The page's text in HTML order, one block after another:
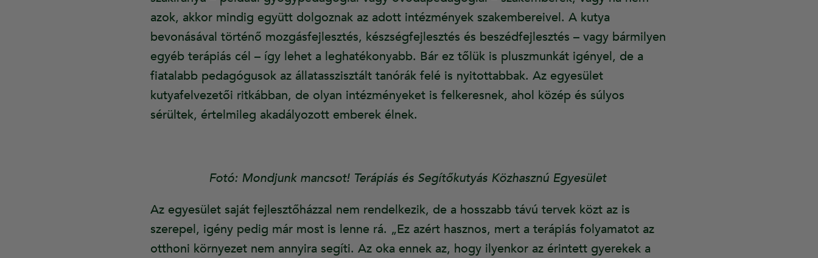
azok, akkor mindig együtt dolgoznak az adott intézmények szakembereivel. A kutya
bevonásával történő mozgásfejlesztés, készségfejlesztés és beszédfejlesztés – vagy bármilyen
egyéb terápiás cél – így lehet a leghatékonyabb. Bár ez tőlük is pluszmunkát igényel, de a
fiatalabb pedagógusok az állatasszisztált tanórák felé is nyitottabbak. Az egyesület
kutyafelvezetői ritkábban, de olyan intézményeket is felkeresnek, ahol közép és súlyos
sérültek, értelmileg akadályozott emberek élnek.
Fotó: Mondjunk mancsot! Terápiás és Segítőkutyás Közhasznú Egyesület
Az egyesület saját fejlesztőházzal nem rendelkezik, de a hosszabb távú tervek közt az is
szerepel, igény pedig már most is lenne rá. „Ez azért hasznos, mert a terápiás folyamatot az
otthoni környezet nem annyira segíti. Az oka ennek az, hogy ilyenkor az érintett gyerekek a